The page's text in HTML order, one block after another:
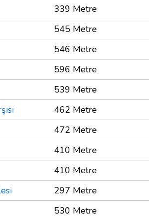
339 Metre
545 Metre
546 Metre
596 Metre
539 Metre
462 Metre
472 Metre
410 Metre
410 Metre
297 Metre
530 Metre